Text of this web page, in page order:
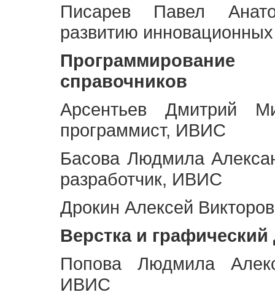
Писарев Павел
развитию
Программирование
справочников
Арсентьев Дмитрий
программист, ИВИС
Басова Людмила
разработчик, ИВИС
Дрокин Алексей
Верстка и графический
Попова Людмила
ИВИС